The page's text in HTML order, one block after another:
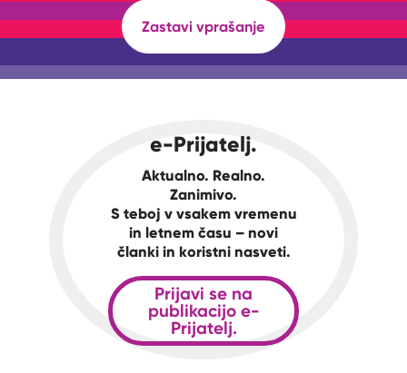
Zastavi vprašanje
e-Prijatelj.
Aktualno. Realno.
Zanimivo.
S teboj v vsakem vremenu
in letnem času – novi
članki in koristni nasveti.
Prijavi se na
publikacijo e-
Prijatelj.